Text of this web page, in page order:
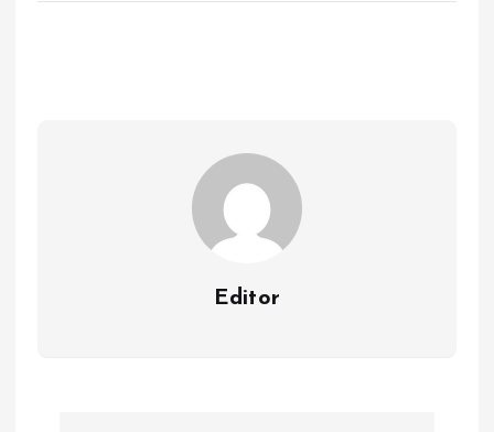
Editor